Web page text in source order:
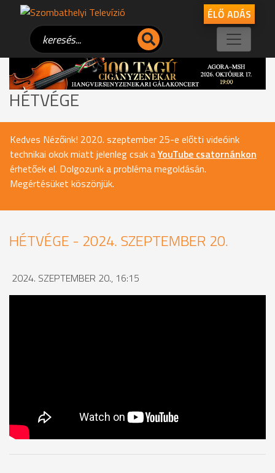
ÉLŐ ADÁS
HÉTVÉGE
Kedves Nézőink! 2020. szeptember 25-e előtti videóink
technikai okok miatt jelenleg csak aYouTube csatornánkon
érhetőek el. Dolgozunk a probléma megoldásán.
Megértésüket köszönjük.
HÉTVÉGE - 2024. SZEPTEMBER 20.
2024. SZEPTEMBER 20., 16:15